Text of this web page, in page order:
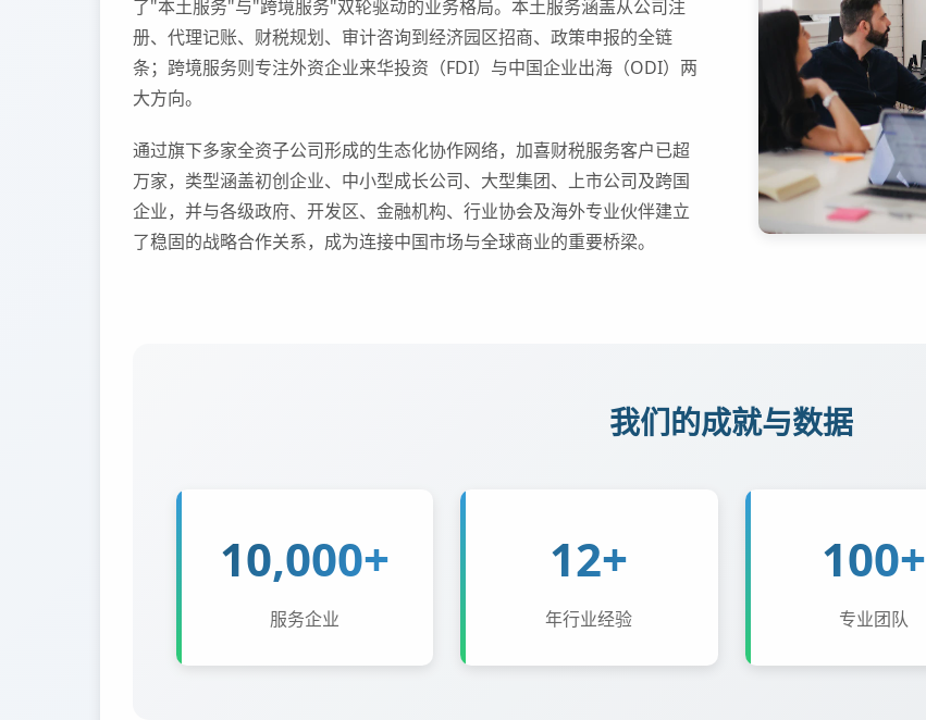
了"本土服务"与"跨境服务"双轮驱动的业务格局。本土服务涵盖从公司注
册、代理记账、财税规划、审计咨询到经济园区招商、政策申报的全链
条；跨境服务则专注外资企业来华投资（FDI）与中国企业出海（ODI）两
大方向。
通过旗下多家全资子公司形成的生态化协作网络，加喜财税服务客户已超
万家，类型涵盖初创企业、中小型成长公司、大型集团、上市公司及跨国
企业，并与各级政府、开发区、金融机构、行业协会及海外专业伙伴建立
了稳固的战略合作关系，成为连接中国市场与全球商业的重要桥梁。
我们的成就与数据
10,000+
服务企业
12+
年行业经验
100+
专业团队